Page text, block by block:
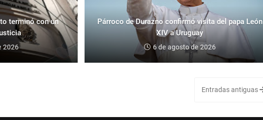
terminó con un
2026
Párroco de Durazno confirmó visita del papa León
XIV a Uruguay
6 de agosto de 2026
Entradas antiguas